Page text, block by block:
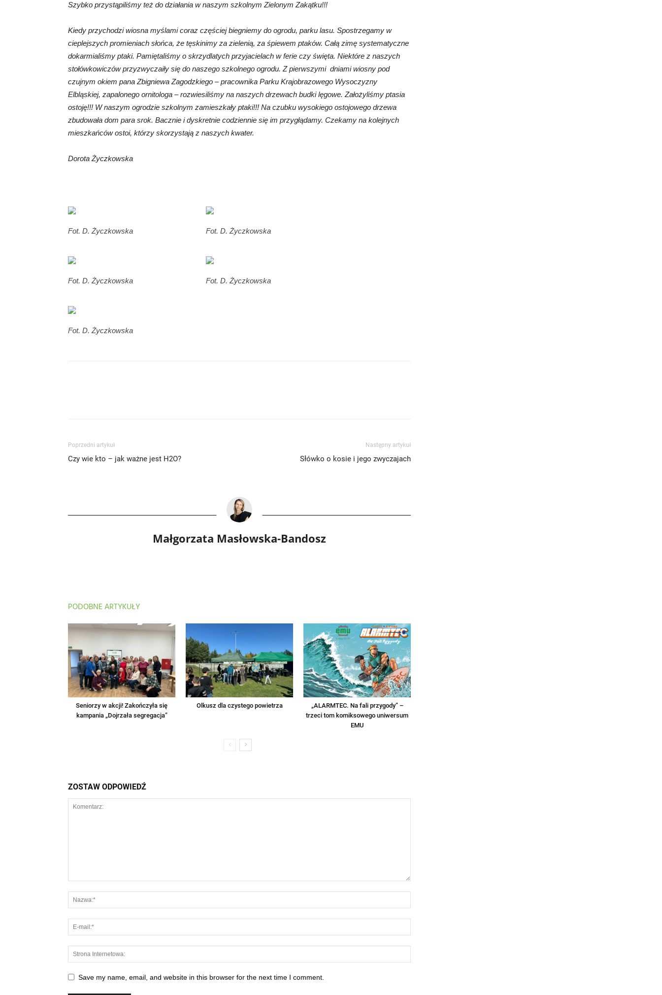
Szybko przystąpiliśmy też do działania w naszym szkolnym Zielonym Zakątku!!!
Kiedy przychodzi wiosna myślami coraz częściej biegniemy do ogrodu, parku lasu. Spostrzegamy w
cieplejszych promieniach słońca, że tęskinimy za zielenią, za śpiewem ptaków. Całą zimę systematyczne
dokarmialiśmy ptaki. Pamiętaliśmy o skrzydlatych przyjacielach w ferie czy święta. Niektóre z naszych
stołówkowiczów przyzwyczaiły się do naszego szkolnego ogrodu. Z pierwszymi dniami wiosny pod
czujnym okiem pana Zbigniewa Zagodzkiego – pracownika Parku Krajobrazowego Wysoczyzny
Elbląskiej, zapalonego ornitologa – rozwiesiliśmy na naszych drzewach budki lęgowe. Założyliśmy ptasia
ostoję!!! W naszym ogrodzie szkolnym zamieszkały ptaki!!! Na czubku wysokiego ostojowego drzewa
zbudowała dom para srok. Bacznie i dyskretnie codziennie się im przygłądamy. Czekamy na kolejnych
mieszkańców ostoi, którzy skorzystają z naszych kwater.
Dorota Życzkowska
Fot. D. Życzkowska Fot. D. Życzkowska
Fot. D. Życzkowska Fot. D. Życzkowska
Fot. D. Życzkowska
Poprzedni artykuł
Czy wie kto – jak ważne jest H2O?
Następny artykuł
Słówko o kosie i jego zwyczajach
Małgorzata Masłowska-Bandosz
PODOBNE ARTYKUŁY
Seniorzy w akcji! Zakończyła się
kampania „Dojrzała segregacja”
Olkusz dla czystego powietrza
„ALARMTEC. Na fali przygody” –
trzeci tom komiksowego uniwersum
EMU
ZOSTAW ODPOWIEDŹ
Save my name, email, and website in this browser for the next time I comment.